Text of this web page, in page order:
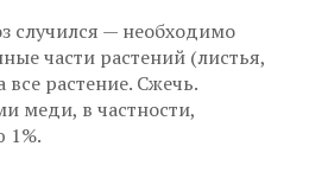
случился — необходимо
части растений (листья,
все растение. Сжечь.
меди, в частности,
1%.